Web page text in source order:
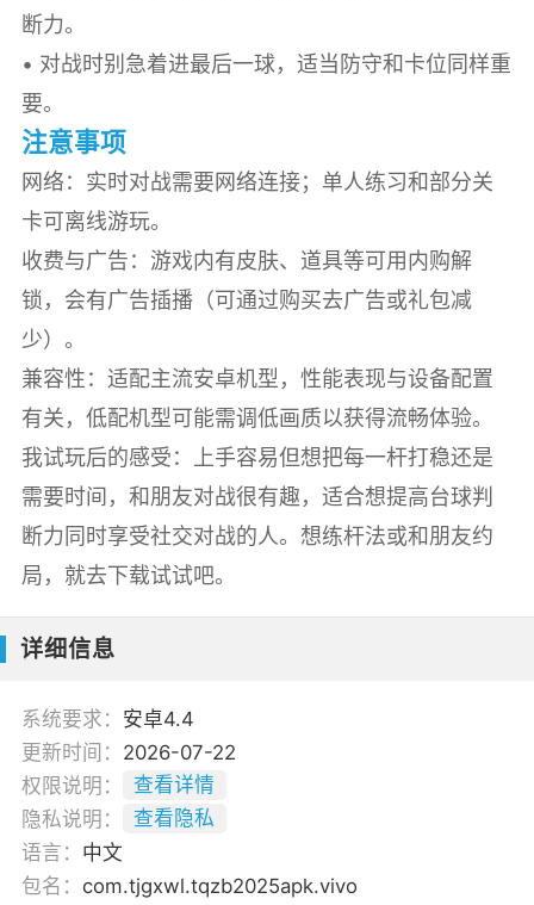
断力。
• 对战时别急着进最后一球，适当防守和卡位同样重
要。
注意事项
网络：实时对战需要网络连接；单人练习和部分关
卡可离线游玩。
收费与广告：游戏内有皮肤、道具等可用内购解
锁，会有广告插播（可通过购买去广告或礼包减
少）。
兼容性：适配主流安卓机型，性能表现与设备配置
有关，低配机型可能需调低画质以获得流畅体验。
我试玩后的感受：上手容易但想把每一杆打稳还是
需要时间，和朋友对战很有趣，适合想提高台球判
断力同时享受社交对战的人。想练杆法或和朋友约
局，就去下载试试吧。
详细信息
系统要求： 安卓4.4
更新时间： 2026-07-22
权限说明：
查看详情
隐私说明：
查看隐私
语言： 中文
包名： com.tjgxwl.tqzb2025apk.vivo